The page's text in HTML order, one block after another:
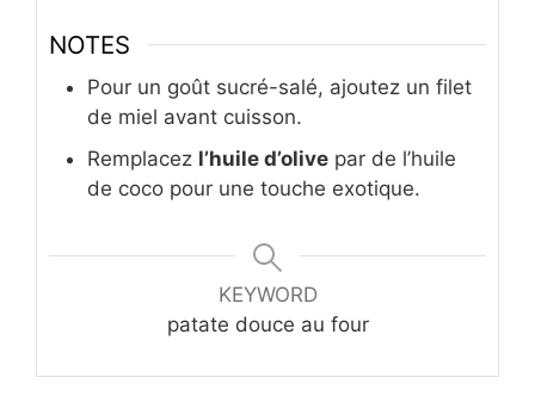
NOTES
Pour un goût sucré-salé, ajoutez un filet
de miel avant cuisson.
Remplacez l’huile d’olive par de l’huile
de coco pour une touche exotique.
KEYWORD
patate douce au four